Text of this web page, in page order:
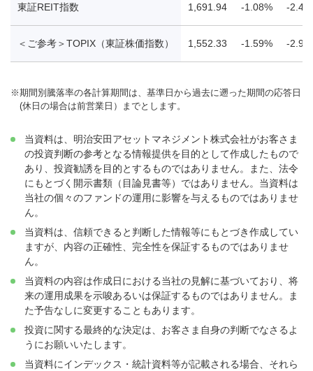
東証REIT指数 1,691.94 -1.08% -
＜ご参考＞TOPIX（東証株価指数） 1,552.33 -1.59% -
※期間別騰落率の各計算期間は、基準日から過去に遡った期間の応答日
(休日の場合は前営業日）までとします。
当資料は、明治安田アセットマネジメント株式会社がお客さま
の投資判断の参考となる情報提供を目的として作成したもので
あり、投資勧誘を目的とするものではありません。また、法令
にもとづく開示書類（目論見書等）ではありません。当資料は
当社の個々のファンドの運用に影響を与えるものではありませ
ん。
当資料は、信頼できると判断した情報等にもとづき作成してい
ますが、内容の正確性、完全性を保証するものではありませ
ん。
当資料の内容は作成日における当社の見解に基づいており、将
来の運用成果を示唆あるいは保証するものではありません。ま
た予告なしに変更することもあります。
投資に関する最終的な決定は、お客さま自身の判断でなさるよ
うにお願いいたします。
当資料にインデックス・統計資料等が記載される場合、それら